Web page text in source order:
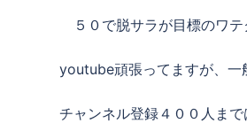
５０で脱サラが目標のワテ
youtube頑張ってますが、一
チャンネル登録４００人まで